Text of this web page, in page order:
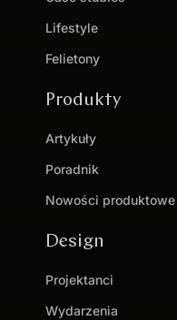
Lifestyle
Felietony
Produkty
Artykuły
Poradnik
Nowości produktowe
Design
Projektanci
Wydarzenia